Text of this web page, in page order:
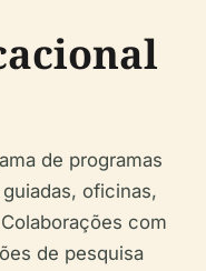
de programas
oficinas,
com
de pesquisa